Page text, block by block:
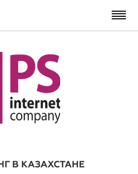
В КАЗАХСТАНЕ